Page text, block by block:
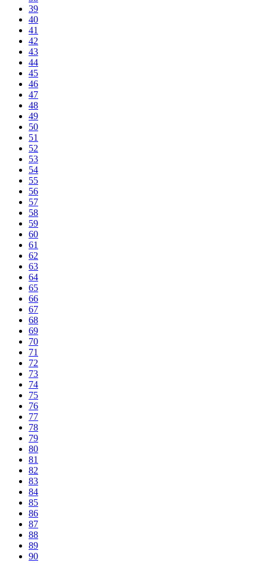
39
40
41
42
43
44
45
46
47
48
49
50
51
52
53
54
55
56
57
58
59
60
61
62
63
64
65
66
67
68
69
70
71
72
73
74
75
76
77
78
79
80
81
82
83
84
85
86
87
88
89
90